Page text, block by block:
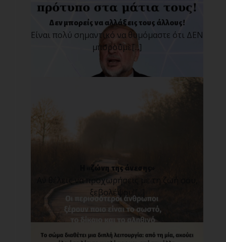
Δεν μπορείς να αλλάξεις τους άλλους!
Είναι πολύ σημαντικό να θυμόμαστε ότι ΔΕΝ
μπορούμε[...]
Η «ζώνη της άνεσης»
Αν θέλεις να προχωρήσεις με τη ζωή σου,
ξεβολέψου![...]